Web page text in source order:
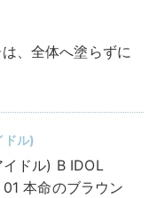
、全体へ塗らずに
ドル)
ドル) B IDOL
本命のブラウン